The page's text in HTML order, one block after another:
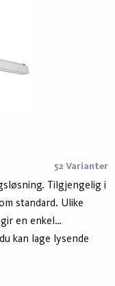
52 Varianter
Tilgjengelig i
standard. Ulike
en enkel
kan lage lysende